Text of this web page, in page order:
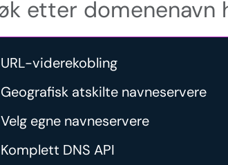
URL-viderekobling
Geografisk atskilte navneservere
Velg egne navneservere
Komplett DNS API